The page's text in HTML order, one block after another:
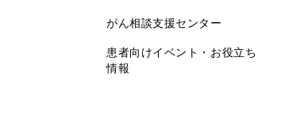
がん相談支援センター
患者向けイベント・お役立ち
情報